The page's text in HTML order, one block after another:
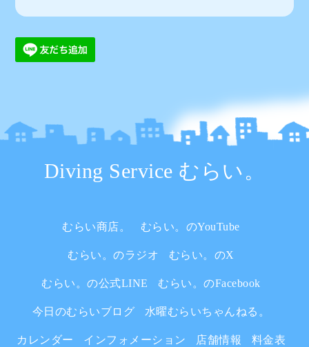
Diving Service むらい。
むらい商店。 むらい。のYouTube
むらい。のラジオ むらい。のX
むらい。の公式LINE むらい。のFacebook
今日のむらいブログ 水曜むらいちゃんねる。
カレンダー インフォメーション 店舗情報 料金表